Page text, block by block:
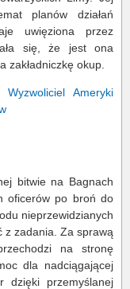
planów działań
uwięziona przez
się, że jest ona
zakładniczkę okup.
Ameryki
bitwie na Bagnach
oficerów po broń do
nieprzewidzianych
z zadania. Za sprawą
na stronę
dla nadciągającej
dzięki przemyślanej